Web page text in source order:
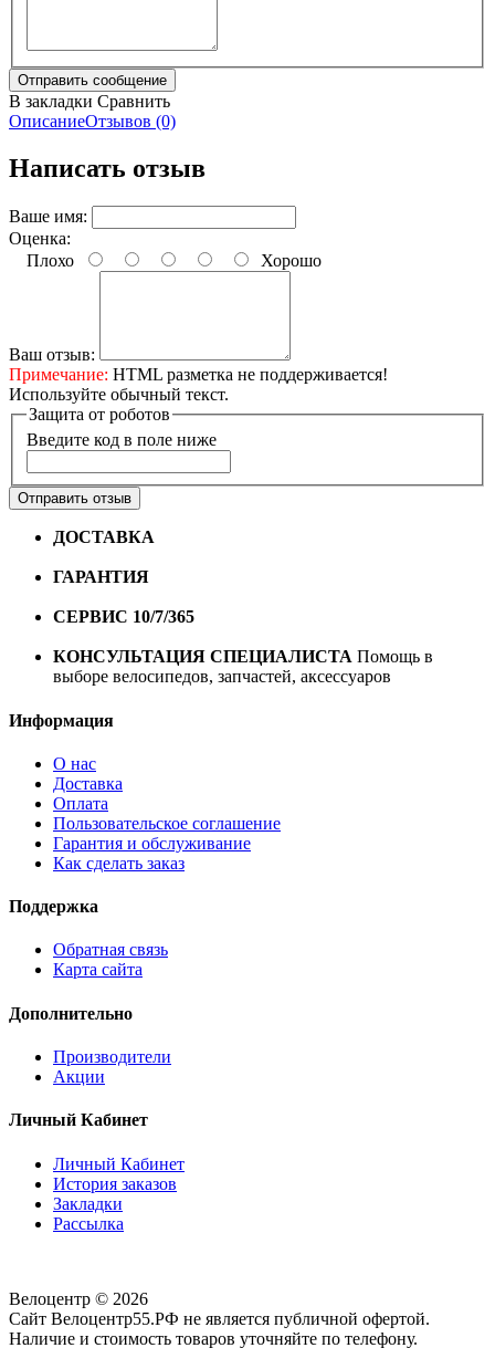
В закладки Сравнить
ОписаниеОтзывов (0)
Написать отзыв
Ваше имя:
Оценка:
Плохо
Хорошо
Ваш отзыв:
Примечание: HTML разметка не поддерживается!
Используйте обычный текст.
Защита от роботов
Введите код в поле ниже
Отправить отзыв
ДОСТАВКА
ГАРАНТИЯ
СЕРВИС 10/7/365
КОНСУЛЬТАЦИЯ СПЕЦИАЛИСТА Помощь в
выборе велосипедов, запчастей, аксессуаров
Информация
О нас
Доставка
Оплата
Пользовательское соглашение
Гарантия и обслуживание
Как сделать заказ
Поддержка
Обратная связь
Карта сайта
Дополнительно
Производители
Акции
Личный Кабинет
Личный Кабинет
История заказов
Закладки
Рассылка
Велоцентр © 2026
Сайт Велоцентр55.РФ не является публичной офертой.
Наличие и стоимость товаров уточняйте по телефону.